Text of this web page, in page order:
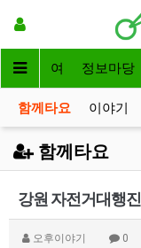
전거대여 정보마당
함께타요 이야기
함께타요
강원 자전거대행진
오후이야기 0